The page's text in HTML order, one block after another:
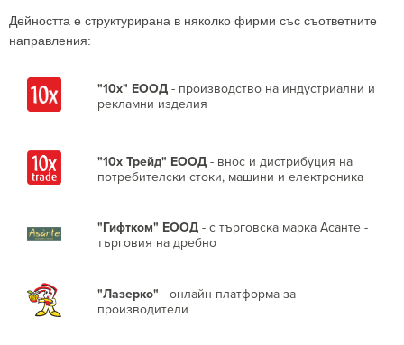
Дейността е структурирана в няколко фирми със съответните
направления:
"10х" ЕООД - производство на индустриални и
рекламни изделия
"10х Трейд" ЕООД - внос и дистрибуция на
потребителски стоки, машини и електроника
"Гифтком" ЕООД - с търговска марка Асанте -
търговия на дребно
"Лазерко" - онлайн платформа за
производители